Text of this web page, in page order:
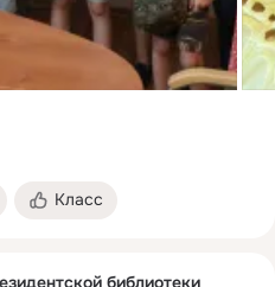
Класс
библиотеки